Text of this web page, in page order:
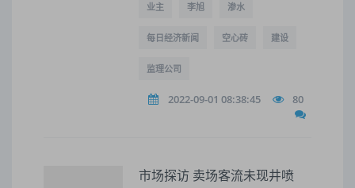
业主 李旭 渗水
每日经济新闻 空心砖 建设
监理公司
2022-09-01 08:38:45 80
市场探访 卖场客流未现井喷